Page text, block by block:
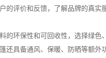
的评价和反馈，了解品牌的真实
的环保性和可回收性，选择绿色
还具备通风、保暖、防晒等额外